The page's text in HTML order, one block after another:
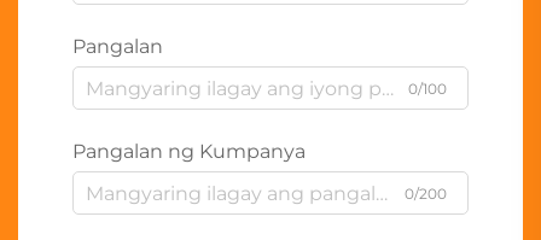
Pangalan
0/100
Pangalan ng Kumpanya
0/200